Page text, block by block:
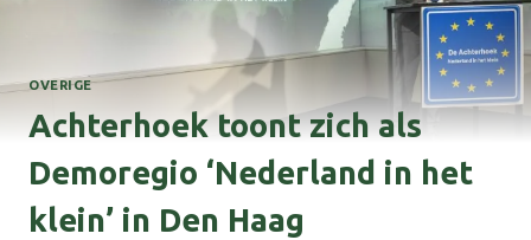
OVERIGE
Achterhoek toont zich als
Demoregio ‘Nederland in het
klein’ in Den Haag